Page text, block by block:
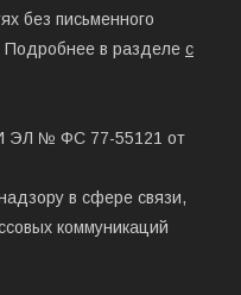
без письменного
в разделе с
ЭЛ № ФС 77-55121 от
в сфере связи,
коммуникаций